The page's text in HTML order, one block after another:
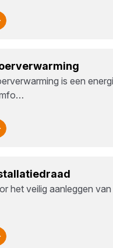
is een
het veilig aanleggen